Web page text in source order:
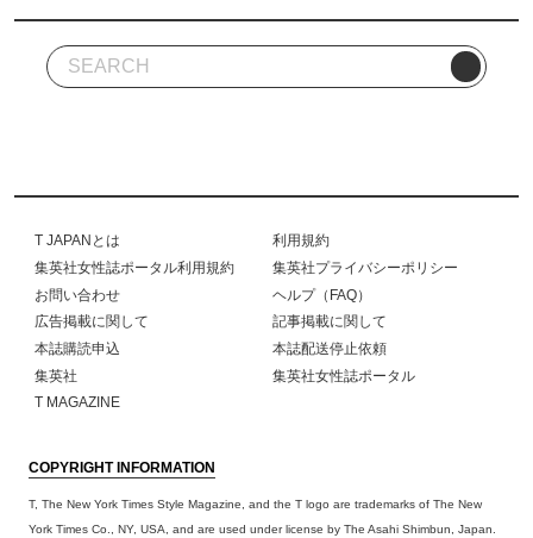
T JAPANとは
利用規約
集英社女性誌ポータル利用規約
集英社プライバシーポリシー
お問い合わせ
ヘルプ（FAQ）
広告掲載に関して
記事掲載に関して
本誌購読申込
本誌配送停止依頼
集英社
集英社女性誌ポータル
T MAGAZINE
COPYRIGHT INFORMATION
T, The New York Times Style Magazine, and the T logo are trademarks of The New
York Times Co., NY, USA, and are used under license by The Asahi Shimbun, Japan.